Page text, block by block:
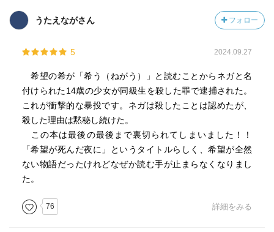
うたえながさん フォロー
5 2024.09.27
希望の希が「希う（ねがう）」と読むことからネガと名
付けられた14歳の少女が同級生を殺した罪で逮捕された。
これが衝撃的な暴投です。ネガは殺したことは認めたが、
殺した理由は黙秘し続けた。
この本は最後の最後まで裏切られてしまいました！！
「希望が死んだ夜に」というタイトルらしく、希望が全然
ない物語だったけれどなぜか読む手が止まらなくなりまし
た。
76 詳細をみる